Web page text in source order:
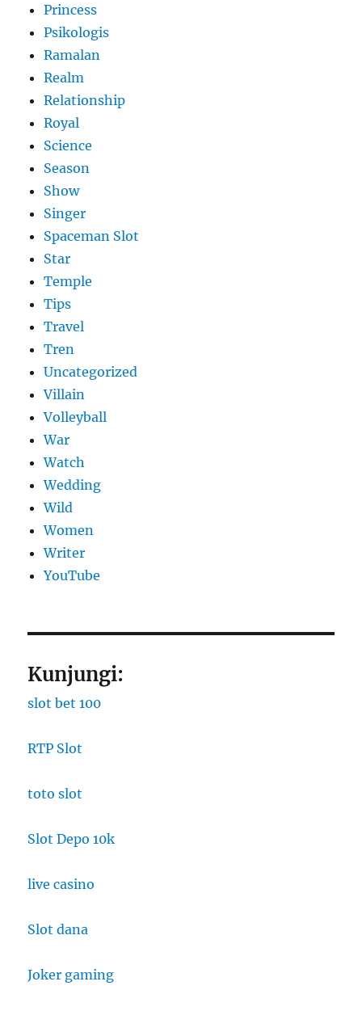
Princess
Psikologis
Ramalan
Realm
Relationship
Royal
Science
Season
Show
Singer
Spaceman Slot
Star
Temple
Tips
Travel
Tren
Uncategorized
Villain
Volleyball
War
Watch
Wedding
Wild
Women
Writer
YouTube
Kunjungi:
slot bet 100
RTP Slot
toto slot
Slot Depo 10k
live casino
Slot dana
Joker gaming